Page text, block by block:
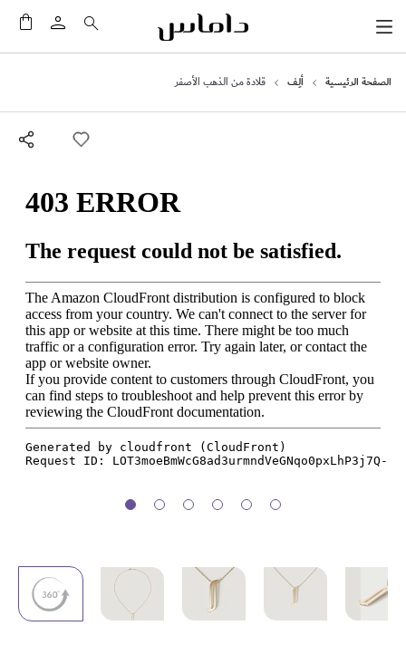
الصفحة الرئيسية ألِف قلادة من الذهب الأصفر